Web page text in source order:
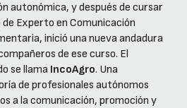
autonómica, y después de cursar
Experto en Comunicación
inició una nueva andadura
de ese curso. El
se llama IncoAgro. Una
de profesionales autónomos
a la comunicación, promoción y